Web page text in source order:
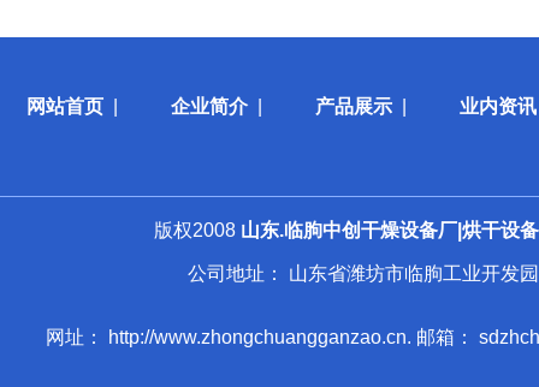
网站首页 企业简介 产品展示 业内资讯
版权2008 山东.临朐中创干燥设备厂|烘干设
公司地址： 山东省潍坊市临朐工业开发
网址： http://www.zhongchuangganzao.cn. 邮箱：